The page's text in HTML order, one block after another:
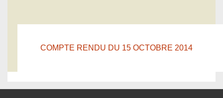
COMPTE RENDU DU 15 OCTOBRE 2014